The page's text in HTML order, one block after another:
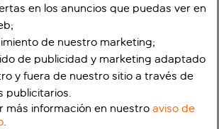
en los anuncios que puedas ver en
de nuestro marketing;
de publicidad y marketing adaptado
y fuera de nuestro sitio a través de
publicitarios.
más información en nuestroaviso de
.